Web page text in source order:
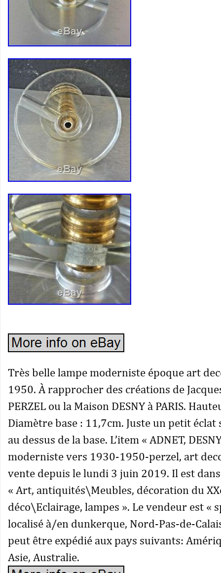
Très belle lampe moderniste époque art
1950. À rapprocher des créations de
PERZEL ou la Maison DESNY à PARIS.
Diamètre base : 11,7cm. Juste un petit éclat
au dessus de la base. L’item « ADNET,
moderniste vers 1930-1950-perzel, art
vente depuis le lundi 3 juin 2019. Il est
« Art, antiquités\Meubles, décoration du
déco\Eclairage, lampes ». Le vendeur est «
localisé à/en dunkerque, Nord-Pas-de-
peut être expédié aux pays suivants:
Asie, Australie.